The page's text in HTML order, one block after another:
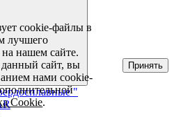
"
cookie-файлы в
лучшего
на нашем сайте.
данный сайт, вы
нами cookie-
Cookie.
Принять